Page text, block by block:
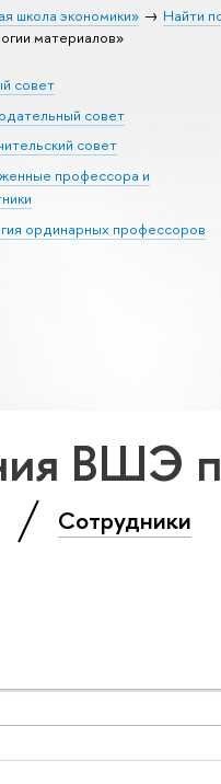
школа экономики» Найти
материалов»
совет
совет
совет
профессора и
ординарных профессоров
ВШЭ
Сотрудники